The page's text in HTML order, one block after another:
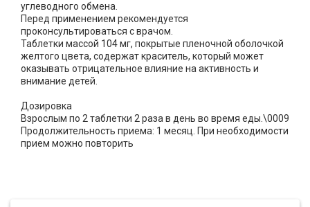
углеводного обмена.
Перед применением рекомендуется
проконсультироваться с врачом.
Таблетки массой 104 мг, покрытые пленочной оболочкой
желтого цвета, содержат краситель, который может
оказывать отрицательное влияние на активность и
внимание детей.
Дозировка
Взрослым по 2 таблетки 2 раза в день во время еды.\0009
Продолжительность приема: 1 месяц. При необходимости
прием можно повторить